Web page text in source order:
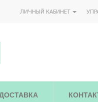
ЛИЧНЫЙ КАБИНЕТ